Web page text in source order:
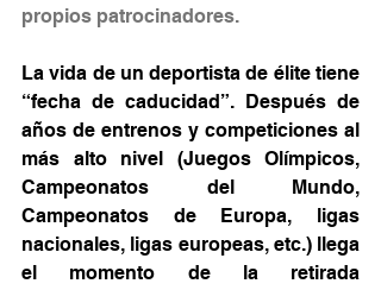
propios patrocinadores.
La vida de un deportista de élite tiene
“fecha de caducidad”. Después de
años de entrenos y competiciones al
más alto nivel (Juegos Olímpicos,
Campeonatos del Mundo,
Campeonatos de Europa, ligas
nacionales, ligas europeas, etc.) llega
el momento de la retirada